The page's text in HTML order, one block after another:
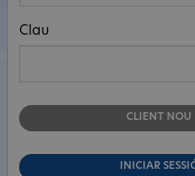
Clau
CLIENT NOU
INICIAR